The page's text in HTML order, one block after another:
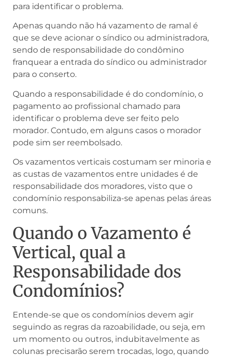
para identificar o problema.
Apenas quando não há vazamento de ramal é
que se deve acionar o síndico ou administradora,
sendo de responsabilidade do condômino
franquear a entrada do síndico ou administrador
para o conserto.
Quando a responsabilidade é do condomínio, o
pagamento ao profissional chamado para
identificar o problema deve ser feito pelo
morador. Contudo, em alguns casos o morador
pode sim ser reembolsado.
Os vazamentos verticais costumam ser minoria e
as custas de vazamentos entre unidades é de
responsabilidade dos moradores, visto que o
condomínio responsabiliza-se apenas pelas áreas
comuns.
Quando o Vazamento é
Vertical, qual a
Responsabilidade dos
Condomínios?
Entende-se que os condomínios devem agir
seguindo as regras da razoabilidade, ou seja, em
um momento ou outros, indubitavelmente as
colunas precisarão serem trocadas, logo, quando